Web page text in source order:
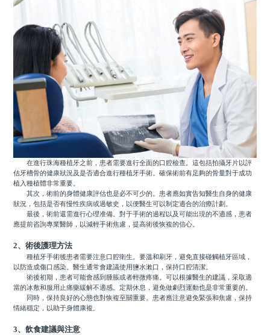
在進行珠海種植牙之前，患者需要進行全面的口腔檢查。這包括拍攝牙片以評
估牙槽骨的健康狀況及是否適合進行種植牙手術。確保術前有足夠的骨量對于成功
植入種植體非常重要。
其次，術前的身體健康評估也是必不可少的。患者應如實告知醫生自身的健康
狀況，包括是否有慢性疾病或過敏史，以便醫生可以制定適合的治療計劃。
最後，術前還需進行心理准備。對于手術的過程以及可能出現的不適感，患者
應提前咨詢專業醫師，以減輕手術焦慮，提高術後恢複的信心。
2、術後護理方法
種植牙手術後患者需要注意口腔衛生。要溫和刷牙，避免直接碰觸植牙區域，
以防造成傷口感染。醫生通常會建議使用鹽水漱口，保持口腔清潔。
術後初期，患者可能會感到腫脹或者輕微疼痛。可以根據醫生的建議，采取適
當的冰敷和服用止痛藥緩解不適感。定期休息，避免做劇烈運動也是非常重要的。
同時，保持良好的心態也對恢複至關重要。患者應注意避免緊張和焦慮，保持
情緒穩定，以助于身體康複。
3、飲食建議與注意